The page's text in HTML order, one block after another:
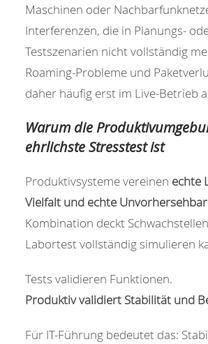
Maschinen oder
Interferenzen, die in Planungs-
Testszenarien nicht vollständig
Roaming-Probleme und
daher häufig erst im Live-Betrieb
Warum die
ehrlichste Stresstest ist
Produktivsysteme vereinen echte
Vielfalt und echte
Kombination deckt
Labortest vollständig simulieren
Tests validieren Funktionen.
Produktiv validiert Stabilität und
Für IT-Führung bedeutet das: